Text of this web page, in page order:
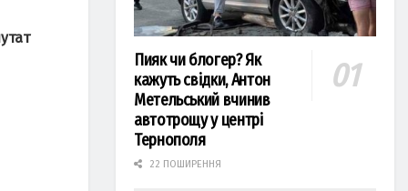
Пияк чи блогер? Як
кажуть свідки, Антон
Метельський вчинив
автотрощу у центрі
Тернополя
22 ПОШИРЕННЯ